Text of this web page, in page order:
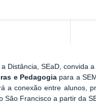
Distância, SEaD, convida a
e Pedagogia para a
a conexão entre alunos,
São Francisco a partir da